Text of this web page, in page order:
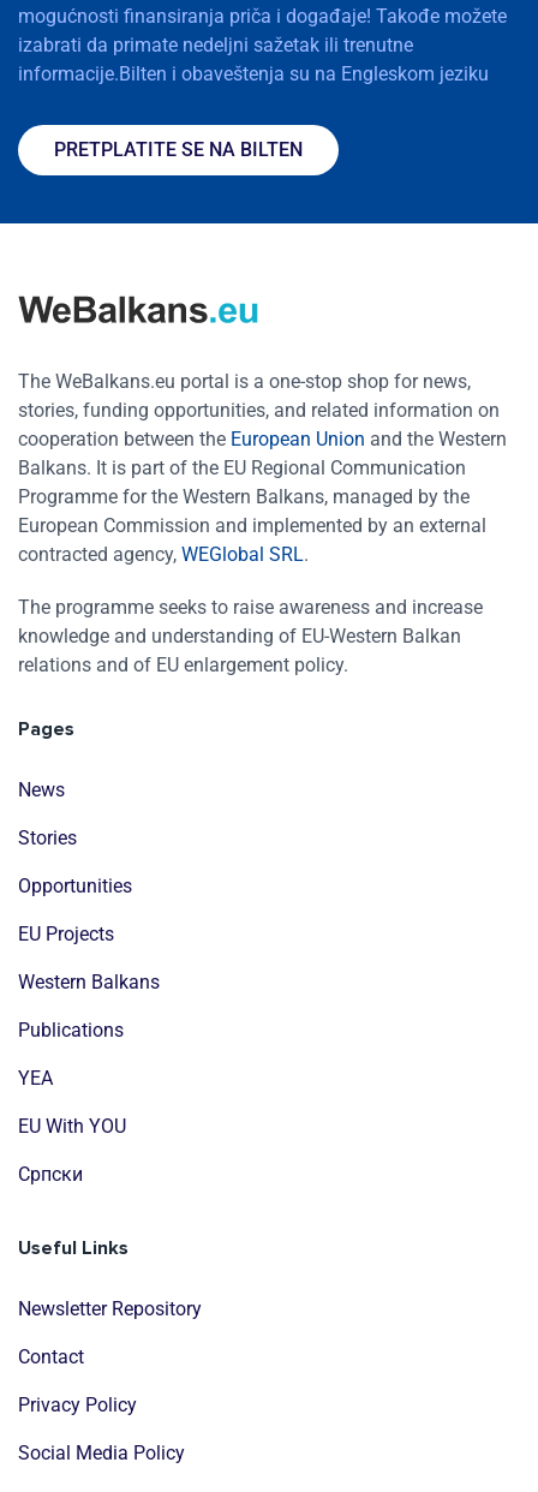
mogućnosti finansiranja priča i događaje! Takođe možete
izabrati da primate nedeljni sažetak ili trenutne
informacije.Bilten i obaveštenja su na Engleskom jeziku
PRETPLATITE SE NA BILTEN
The WeBalkans.eu portal is a one-stop shop for news,
stories, funding opportunities, and related information on
cooperation between the European Union and the Western
Balkans. It is part of the EU Regional Communication
Programme for the Western Balkans, managed by the
European Commission and implemented by an external
contracted agency, WEGlobal SRL.
The programme seeks to raise awareness and increase
knowledge and understanding of EU-Western Balkan
relations and of EU enlargement policy.
Pages
News
Stories
Opportunities
EU Projects
Western Balkans
Publications
YEA
EU With YOU
Cрпски
Useful Links
Newsletter Repository
Contact
Privacy Policy
Social Media Policy